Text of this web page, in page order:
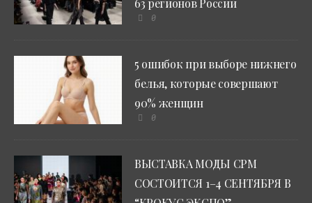
63 регионов России
0
5 ошибок при выборе нижнего
белья, которые совершают
90% женщин
0
ВЫСТАВКА МОДЫ CPM
СОСТОИТСЯ 1–4 СЕНТЯБРЯ В